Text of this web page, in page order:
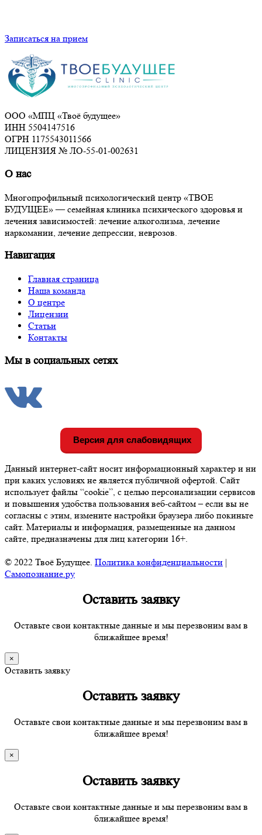
Записаться на прием
ООО «МПЦ «Твоё будущее»
ИНН 5504147516
ОГРН 1175543011566
ЛИЦЕНЗИЯ № ЛО-55-01-002631
О нас
Многопрофильный психологический центр «ТВОЕ
БУДУЩЕЕ» — семейная клиника психического здоровья и
лечения зависимостей: лечение алкоголизма, лечение
наркомании, лечение депрессии, неврозов.
Навигация
Главная страница
Наша команда
О центре
Лицензии
Статьи
Контакты
Мы в социальных сетях
Версия для слабовидящих
Данный интернет-сайт носит информационный характер и ни
при каких условиях не является публичной офертой. Сайт
использует файлы “cookie”, с целью персонализации сервисов
и повышения удобства пользования веб-сайтом – если вы не
согласны с этим, измените настройки браузера либо покиньте
сайт. Материалы и информация, размещенные на данном
сайте, предназначены для лиц категории 16+.
© 2022 Твоё Будущее. Политика конфиденциальности |
Самопознание.ру
Оставить заявку
Оставьте свои контактные данные и мы перезвоним вам в
ближайшее время!
×
Оставить заявку
Оставить заявку
Оставьте свои контактные данные и мы перезвоним вам в
ближайшее время!
×
Оставить заявку
Оставьте свои контактные данные и мы перезвоним вам в
ближайшее время!